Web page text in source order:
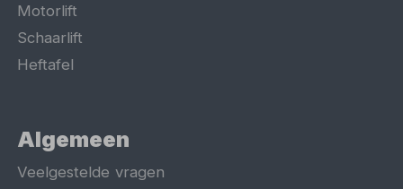
Motorlift
Schaarlift
Heftafel
Algemeen
Veelgestelde vragen